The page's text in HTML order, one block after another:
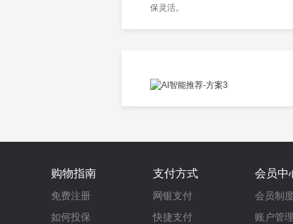
保灵活。
购物指南
免费注册
如何投保
支付方式
网银支付
快捷支付
会员中
会员制度
账户管理